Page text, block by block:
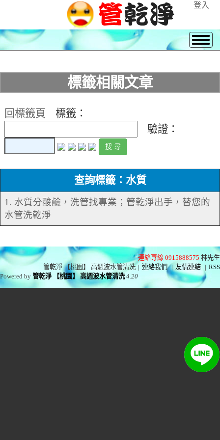
登入
標籤相關文章
回標籤頁
標籤：
驗證：
查詢標籤：水質
1. 水質分酸鹼，洗管找專業；管乾淨出手，替您的
水管洗乾淨
連絡專線 0915888575 林先生
管乾淨 【桃園】 高週波水管清洗 | 連絡我們 | 友情連結 | RSS
Powered by管乾淨 【桃園】 高週波水管清洗 4.20